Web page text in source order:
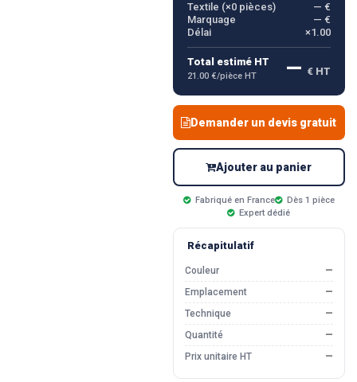
Textile (×0pièces)
— €
Marquage
— €
Délai
×1.00
Total estimé HT
21.00 €/pièce HT — € HT
Demander un devis gratuit
Ajouter au panier
Fabriqué en France
Dès 1 pièce
Expert dédié
Récapitulatif
Couleur
—
Emplacement
—
Technique
—
Quantité
—
Prix unitaire HT
—